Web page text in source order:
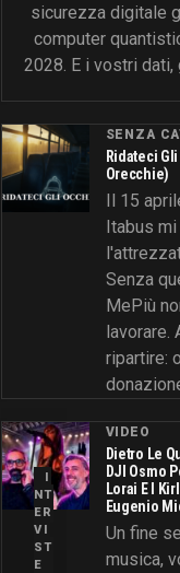
sicurezza digitale
computer
2028. E i vostri dati,
SENZA
Ridateci
Orecchie)
Il 15
Itabus mi
Senza
MePiù
lavorare.
ripartire:
VIDEO
Dietro Le
DJI Osmo
Lorai E I
Eugenio
Un fine
musica,
I
NT
ER
VI
ST
E